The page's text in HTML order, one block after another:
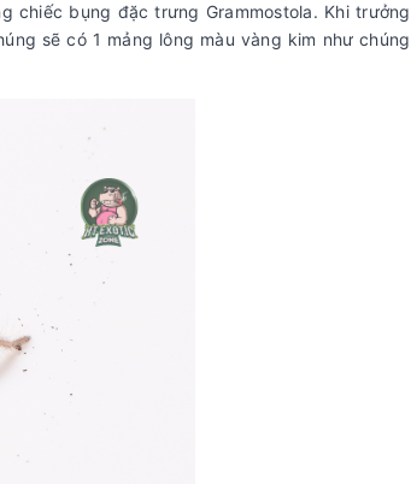
chiếc bụng đặc trưng Grammostola. Khi trưởng
sẽ có 1 mảng lông màu vàng kim như chúng